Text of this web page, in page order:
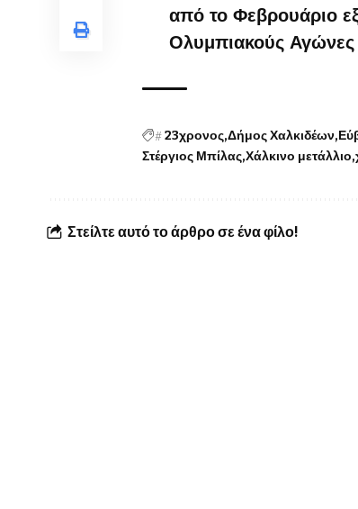
από το Φεβρουάριο
Ολυμπιακούς Αγώνες
#23χρονος Δήμος Χαλκιδέων
Στέργιος Μπίλας Χάλκινο μετάλλιο
Στείλτε αυτό το άρθρο σε ένα φίλο!